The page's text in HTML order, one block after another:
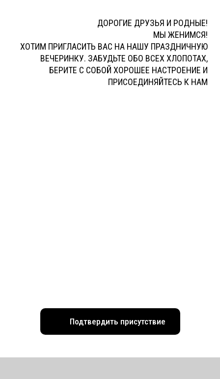
ДОРОГИЕ ДРУЗЬЯ И РОДНЫЕ!
МЫ ЖЕНИМСЯ!
ХОТИМ ПРИГЛАСИТЬ ВАС НА НАШУ ПРАЗДНИЧНУЮ
ВЕЧЕРИНКУ. ЗАБУДЬТЕ ОБО ВСЕХ ХЛОПОТАХ,
БЕРИТЕ С СОБОЙ ХОРОШЕЕ НАСТРОЕНИЕ И
ПРИСОЕДИНЯЙТЕСЬ К НАМ
Подтвердить присутствие